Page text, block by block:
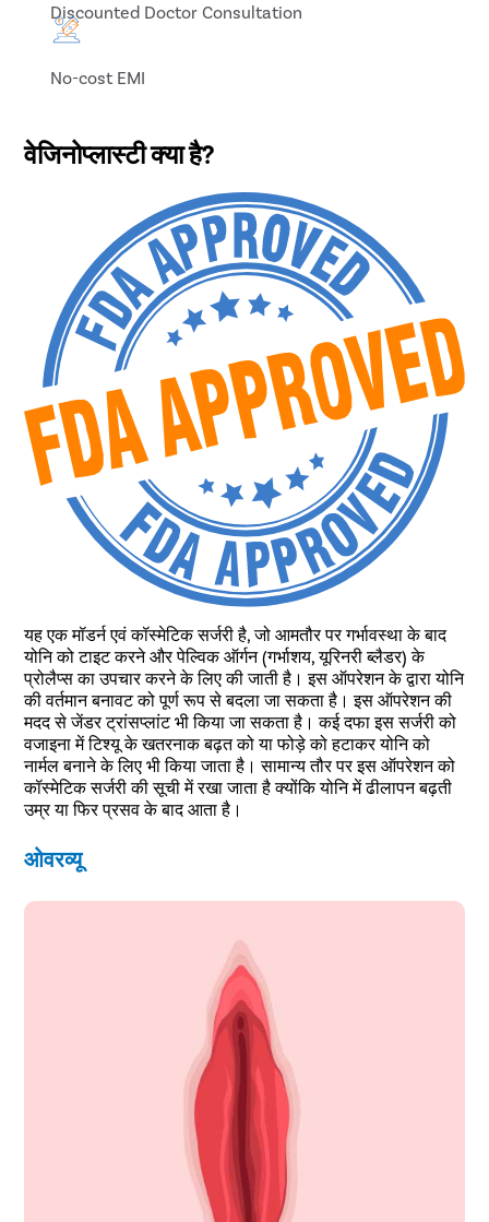
Discounted Doctor Consultation
No-cost EMI
वेजिनोप्लास्टी क्या है?
यह एक मॉडर्न एवं कॉस्मेटिक सर्जरी है, जो आमतौर पर गर्भावस्था के बाद
योनि को टाइट करने और पेल्विक ऑर्गन (गर्भाशय, यूरिनरी ब्लैडर) के
प्रोलैप्स का उपचार करने के लिए की जाती है। इस ऑपरेशन के द्वारा योनि
की वर्तमान बनावट को पूर्ण रूप से बदला जा सकता है। इस ऑपरेशन की
मदद से जेंडर ट्रांसप्लांट भी किया जा सकता है। कई दफा इस सर्जरी को
वजाइना में टिश्यू के खतरनाक बढ़त को या फोड़े को हटाकर योनि को
नार्मल बनाने के लिए भी किया जाता है। सामान्य तौर पर इस ऑपरेशन को
कॉस्मेटिक सर्जरी की सूची में रखा जाता है क्योंकि योनि में ढीलापन बढ़ती
उम्र या फिर प्रसव के बाद आता है।
ओवरव्यू